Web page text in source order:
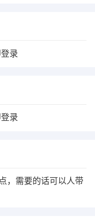
录
录
，需要的话可以人带